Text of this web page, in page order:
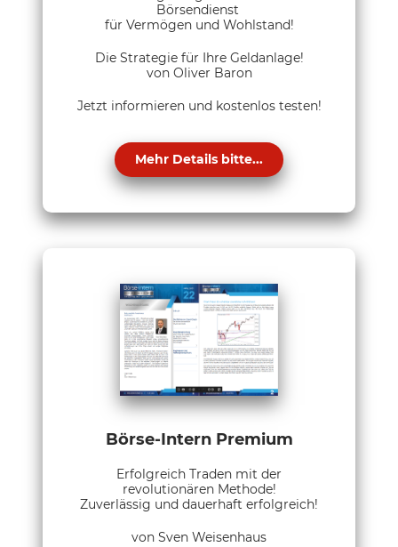
Börsendienst
für Vermögen und Wohlstand!
Die Strategie für Ihre Geldanlage!
von Oliver Baron
Jetzt informieren und kostenlos testen!
Mehr Details bitte...
Börse-Intern Premium
Erfolgreich Traden mit der
revolutionären Methode!
Zuverlässig und dauerhaft erfolgreich!
von Sven Weisenhaus